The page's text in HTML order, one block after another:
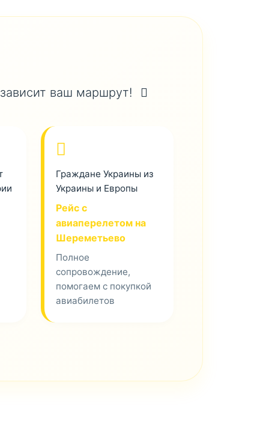
ваш маршрут!
Граждане Украины из
Украины и Европы
Рейс с
авиаперелетом на
Шереметьево
Полное
сопровождение,
помогаем с покупкой
авиабилетов